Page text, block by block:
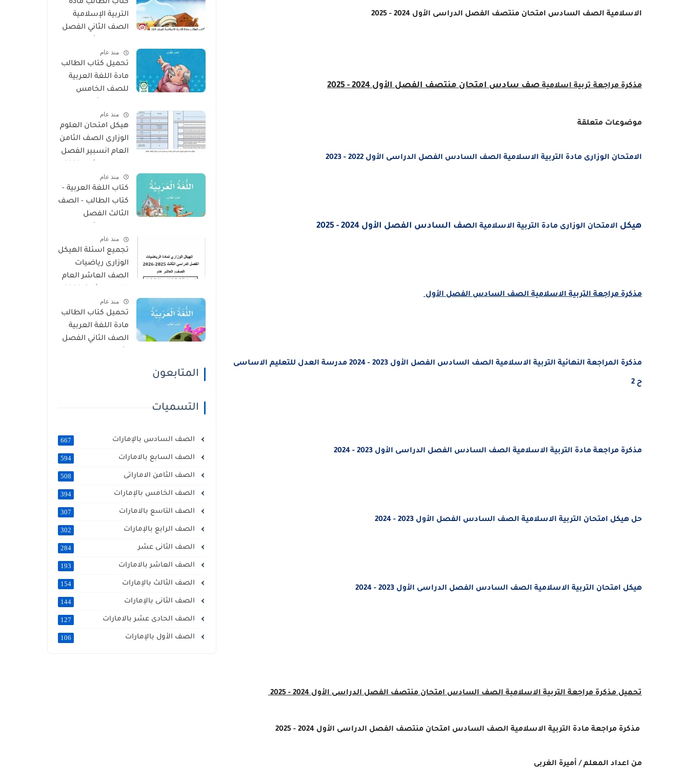
الاسلامية الصف السادس امتحان منتصف الفصل الدراسى الأول 2024 - 2025
مذكرة مراجعةتربية اسلاميةصف سادس امتحان منتصف الفصل الأول 2024 - 2025
موضوعات متعلقة
الامتحان الوزارى مادة التربية الاسلامية الصف السادس الفصل الدراسى الأول 2022 - 2023
هيكل الامتحان الوزارى مادة التربية الاسلامية الصف السادس الفصل الأول 2024 - 2025
مذكرة مراجعة التربية الاسلامية الصف السادس الفصل الأول
مذكرة المراجعة النهائية التربية الاسلامية الصف السادس الفصل الأول 2023 - 2024 مدرسة العدل للتعليم الاساسى
ح 2
مذكرة مراجعة مادة التربية الاسلامية الصف السادس الفصل الدراسى الأول 2023 - 2024
حل هيكل امتحان التربية الاسلامية الصف السادس الفصل الأول 2023 - 2024
هيكل امتحان التربية الاسلامية الصف السادس الفصل الدراسى الأول 2023 - 2024
تحميل مذكرة مراجعةالتربية الاسلاميةالصف السادس امتحان منتصف الفصل الدراسى الأول 2024 - 2025
مذكرة مراجعة مادة التربية الاسلامية الصف السادس امتحان منتصف الفصل الدراسى الأول 2024 - 2025
من اعداد المعلم / أميرة الغربى
2026 PDF
كتاب الطالب مادة
التربية الإسلامية
الصف الثاني الفصل
2026 منهج الاماراتمنذ عام
تحميل كتاب الطالب
مادة اللغة العربية
للصف الخامس
2026 منهج الإماراتمنذ عام
هيكل امتحان العلوم
الوزارى الصف الثامن
العام انسبير الفصل
2026منذ عام
كتاب اللغة العربية -
كتاب الطالب - الصف
الثالث الفصل
2026 منهج الإماراتمنذ عام
تجميع اسئلة الهيكل
الوزارى رياضيات
الصف العاشر العام
منذ عام
تحميل كتاب الطالب
مادة اللغة العربية
الصف الثاني الفصل
المتابعون
التسميات
الصف السادس بالإمارات 667
الصف السابع بالامارات 594
الصف الثامن الاماراتى 508
الصف الخامس بالإمارات 394
الصف التاسع بالامارات 307
الصف الرابع بالإمارات 302
الصف الثانى عشر 284
الصف العاشر بالامارات 193
الصف الثالث بالإمارات 154
الصف الثانى بالإمارات 144
الصف الحادى عشر بالامارات 127
الصف الأول بالإمارات 106